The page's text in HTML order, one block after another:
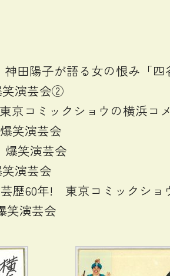
田陽子が語る女の恨み「
笑演芸会②
京コミックショウの横浜コ
笑演芸会
爆笑演芸会
笑演芸会
歴60年! 東京コミックショ
笑演芸会